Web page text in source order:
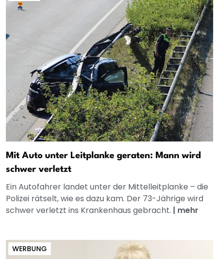
Mit Auto unter Leitplanke geraten: Mann wird
schwer verletzt
Ein Autofahrer landet unter der Mittelleitplanke – die
Polizei rätselt, wie es dazu kam. Der 73-Jährige wird
schwer verletzt ins Krankenhaus gebracht. | mehr
WERBUNG